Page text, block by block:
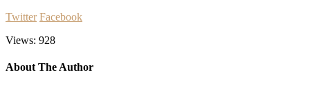
Twitter Facebook
Views: 928
About The Author